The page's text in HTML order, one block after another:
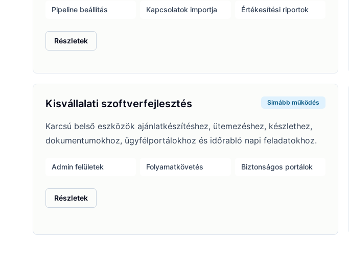
Pipeline beállítás Kapcsolatok importja Értékesítési riportok
Részletek
: Kész CRM bevezetés
Kisvállalati szoftverfejlesztés Simább működés
Karcsú belső eszközök ajánlatkészítéshez, ütemezéshez, készlethez,
dokumentumokhoz, ügyfélportálokhoz és időrabló napi feladatokhoz.
Admin felületek Folyamatkövetés Biztonságos portálok
Részletek
: Kisvállalati szoftverfejlesztés